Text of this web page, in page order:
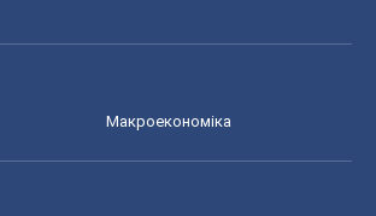
Макроекономіка